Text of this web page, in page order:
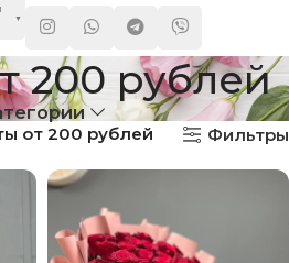
▼
200 рублей
от 200 рублей Фильтры